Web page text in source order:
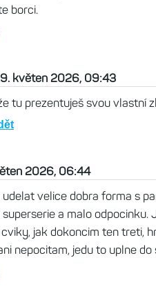
borci.
květen 2026, 09:43
tu prezentuješ svou vlastní
2026, 06:44
udelat velice dobra forma s
superserie a malo
jak dokoncim ten treti,
nepocitam, jedu to uplne